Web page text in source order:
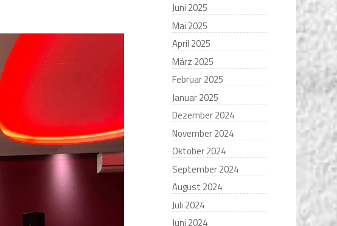
Juni 2025
Mai 2025
April 2025
März 2025
Februar 2025
Januar 2025
Dezember 2024
November 2024
Oktober 2024
September 2024
August 2024
Juli 2024
Juni 2024